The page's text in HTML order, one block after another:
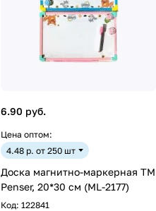
6.90 руб.
Цена оптом:
4.48 р. от 250 шт
Доска магнитно-маркерная ТМ
Penser, 20*30 см (ML-2177)
Код: 122841